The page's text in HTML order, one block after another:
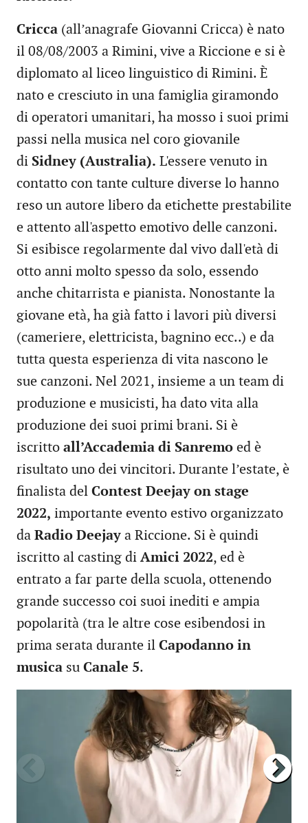
Cricca (all’anagrafe Giovanni Cricca) è nato
il 08/08/2003 a Rimini, vive a Riccione e si è
diplomato al liceo linguistico di Rimini. È
nato e cresciuto in una famiglia giramondo
di operatori umanitari, ha mosso i suoi primi
passi nella musica nel coro giovanile
di Sidney (Australia). L'essere venuto in
contatto con tante culture diverse lo hanno
reso un autore libero da etichette prestabilite
e attento all'aspetto emotivo delle canzoni.
Si esibisce regolarmente dal vivo dall'età di
otto anni molto spesso da solo, essendo
anche chitarrista e pianista. Nonostante la
giovane età, ha già fatto i lavori più diversi
(cameriere, elettricista, bagnino ecc..) e da
tutta questa esperienza di vita nascono le
sue canzoni. Nel 2021, insieme a un team di
produzione e musicisti, ha dato vita alla
produzione dei suoi primi brani. Si è
iscritto all’Accademia di Sanremo ed è
risultato uno dei vincitori. Durante l’estate, è
finalista del Contest Deejay on stage
2022, importante evento estivo organizzato
da Radio Deejay a Riccione. Si è quindi
iscritto al casting di Amici 2022, ed è
entrato a far parte della scuola, ottenendo
grande successo coi suoi inediti e ampia
popolarità (tra le altre cose esibendosi in
prima serata durante il Capodanno in
musica su Canale 5.